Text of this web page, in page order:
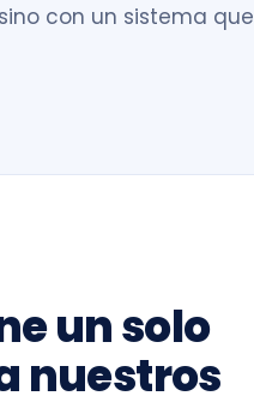
con un sistema que
un solo
nuestros